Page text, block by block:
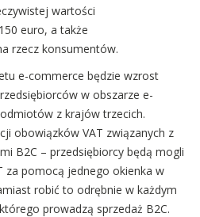
wartości
euro, a także
rzecz konsumentów.
e-commerce będzie wzrost
w obszarze e-
z krajów trzecich.
obowiązków VAT związanych z
B2C – przedsiębiorcy będą mogli
za pomocą jednego okienka w
robić to odrębnie w każdym
prowadzą sprzedaż B2C.